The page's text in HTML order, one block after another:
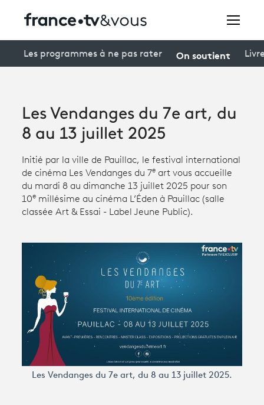
connexion
Avantages fidélité
Creators
Participer et assister à une émission
À votre écoute
Les programmes à ne pas rater On soutient
Les Vendanges du 7e art, du
8 au 13 juillet 2025
Initié par la ville de Pauillac, le festival international
de cinéma Les Vendanges du 7e art vous accueille
du mardi 8 au dimanche 13 juillet 2025 pour son
10e millésime au cinéma L’Éden à Pauillac (salle
classée Art & Essai - Label Jeune Public).
Les Vendanges du 7e art, du 8 au 13 juillet 2025.